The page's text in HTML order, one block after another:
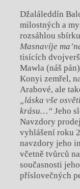
Džaláleddín
milostných a
rozsáhlou
Masnavíje
tisících
Mawla (náš
Konyi zemřel,
Arabové, ale
„láska vše
krásu…“Jeho
Navzdory
vyhlášení roku
navzdory jeho
včetně tvůrců
současnosti
příslovečných